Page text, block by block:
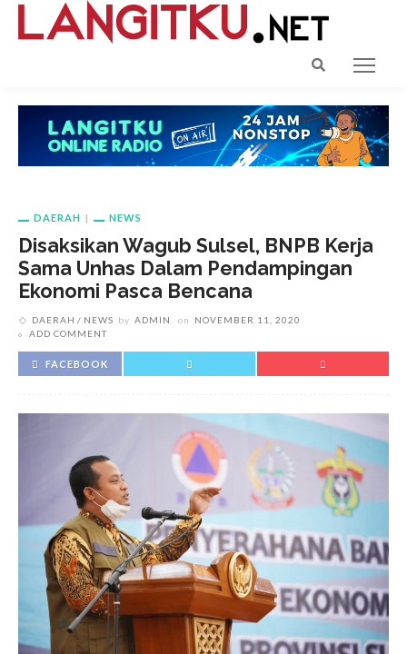
DAERAH NEWS
Disaksikan Wagub Sulsel, BNPB Kerja
Sama Unhas Dalam Pendampingan
Ekonomi Pasca Bencana
DAERAH NEWS by ADMIN on
NOVEMBER 11, 2020
ADD COMMENT
FACEBOOK